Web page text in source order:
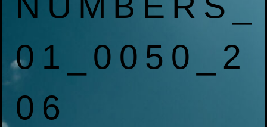
01_0050_2
06